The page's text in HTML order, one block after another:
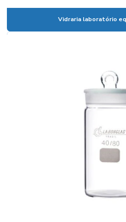
Condensador para laboratório
Condutivímetro de bancada preço
Vidraria laboratório